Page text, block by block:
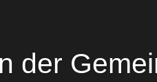
der